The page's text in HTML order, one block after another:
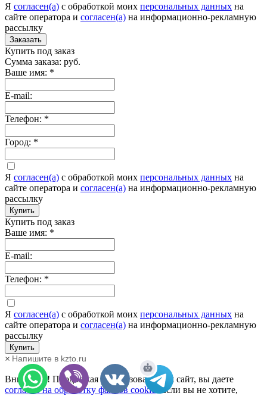
Я согласен(а) c обработкой моих персональных данных на
сайте оператора и согласен(а) на информационно-рекламную
рассылку
Заказать
Купить под заказ
Сумма заказа: руб.
Ваше имя: *
E-mail:
Телефон: *
Город: *
Я согласен(а) c обработкой моих персональных данных на
сайте оператора и согласен(а) на информационно-рекламную
рассылку
Купить
Купить под заказ
Ваше имя: *
E-mail:
Телефон: *
Я согласен(а) c обработкой моих персональных данных на
сайте оператора и согласен(а) на информационно-рекламную
рассылку
Купить
Напишите в kzto.ru
×
Внимание! Продолжая использовать наш сайт, вы даете
согласие на обработку файлов cookie
. Если вы не хотите,